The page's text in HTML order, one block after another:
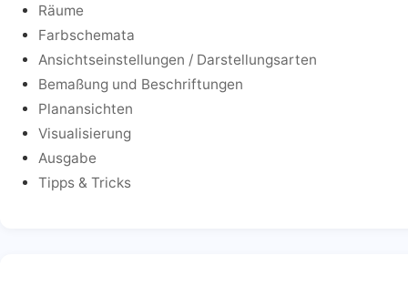
Räume
Farbschemata
Ansichtseinstellungen / Darstellungsarten
Bemaßung und Beschriftungen
Planansichten
Visualisierung
Ausgabe
Tipps & Tricks